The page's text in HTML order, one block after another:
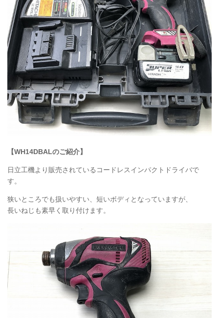
【WH14DBALのご紹介】
日立工機より販売されているコードレスインパクトドライバで
す。
狭いところでも扱いやすい、短いボディとなっていますが、
長いねじも素早く取り付けます。